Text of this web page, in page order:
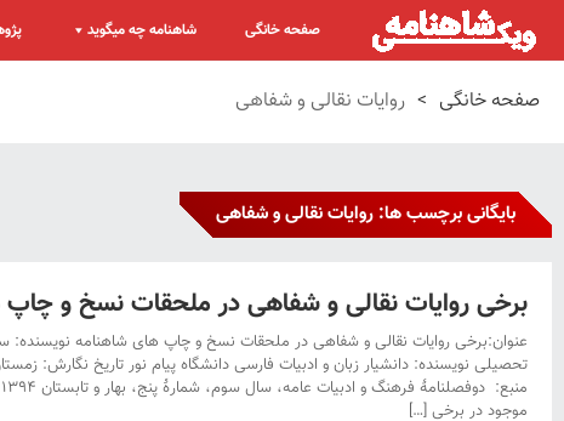
صفحه خانگی شاهنامه چه میگوید
صفحه خانگی > روایات نقالی و شفاهی
بایگانی برچسب ها: روایات نقالی و شفاهی
برخی روایات نقالی و شفاهی در ملحقات نسخ و
عنوان:برخی روایات نقالی و شفاهی در ملحقات نسخ و چاپ های شاهنامه نویسنده:
موجود در برخی […]